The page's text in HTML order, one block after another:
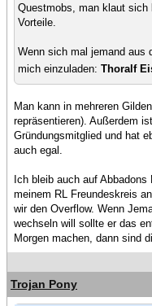
Questmobs, man klaut sich
Vorteile.
Wenn sich mal jemand aus
mich einzuladen: Thoralf
Man kann in mehreren
repräsentieren). Außerdem
Gründungsmitglied und hat
auch egal.
Ich bleib auch auf
meinem RL Freundeskreis
wir den Overflow. Wenn
wechseln will sollte er das
Morgen machen, dann sind
Trojan Pony